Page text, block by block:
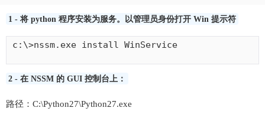
1 - 将 python 程序安装为服务。以管理员身份打开 Win 提示符
c:\>nssm.exe install WinService
2 - 在 NSSM 的 GUI 控制台上：
路径：C:\Python27\Python27.exe